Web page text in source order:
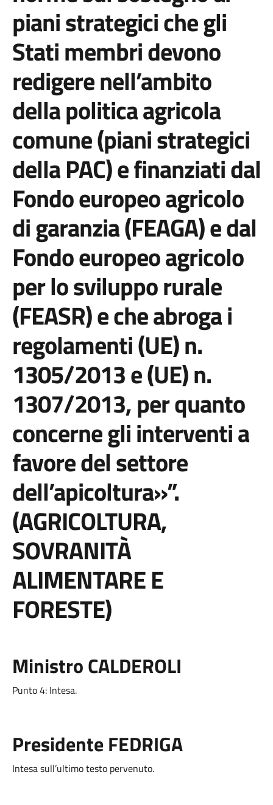
piani strategici che gli
Stati membri devono
redigere nell’ambito
della politica agricola
comune (piani strategici
della PAC) e finanziati dal
Fondo europeo agricolo
di garanzia (FEAGA) e dal
Fondo europeo agricolo
per lo sviluppo rurale
(FEASR) e che abroga i
regolamenti (UE) n.
1305/2013 e (UE) n.
1307/2013, per quanto
concerne gli interventi a
favore del settore
dell’apicoltura»”.
(AGRICOLTURA,
SOVRANITÀ
ALIMENTARE E
FORESTE)
Ministro CALDEROLI
Punto 4: Intesa.
Presidente FEDRIGA
Intesa sull’ultimo testo pervenuto.